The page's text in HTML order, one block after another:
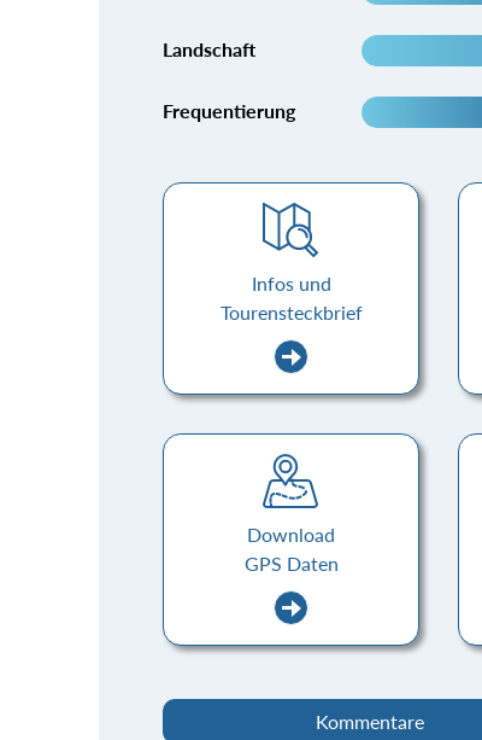
Landschaft
Frequentierung
Infos und
Tourensteckbrief
Download
GPS Daten
Kommentare